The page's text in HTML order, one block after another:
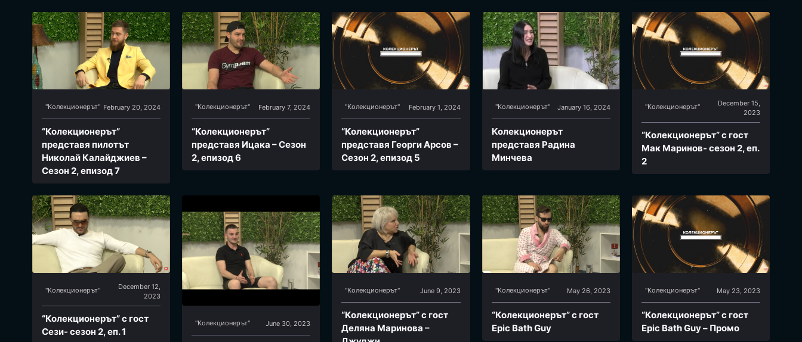
"Колекционерът" February 20, 2024
“Колекционерът”
представя пилотът
Николай Калайджиев –
Сезон 2, епизод 7
"Колекционерът" February 7, 2024
“Колекционерът”
представя Ицака – Сезон
2, епизод 6
"Колекционерът" February 1, 2024
“Колекционерът”
представя Георги Арсов –
Сезон 2, епизод 5
"Колекционерът" January 16, 2024
Колекционерът
представя Радина
Минчева
"Колекционерът"
December 15,
2023
“Колекционерът” с гост
Мак Маринов- сезон 2, еп.
2
"Колекционерът"
December 12,
2023
“Колекционерът” с гост
Сези- сезон 2, еп. 1
"Колекционерът" June 30, 2023
"Колекционерът" June 9, 2023
“Колекционерът” с гост
Деляна Маринова –
"Колекционерът" May 26, 2023
“Колекционерът” с гост
Epic Bath Guy
"Колекционерът" May 23, 2023
“Колекционерът” с гост
Epic Bath Guy – Промо